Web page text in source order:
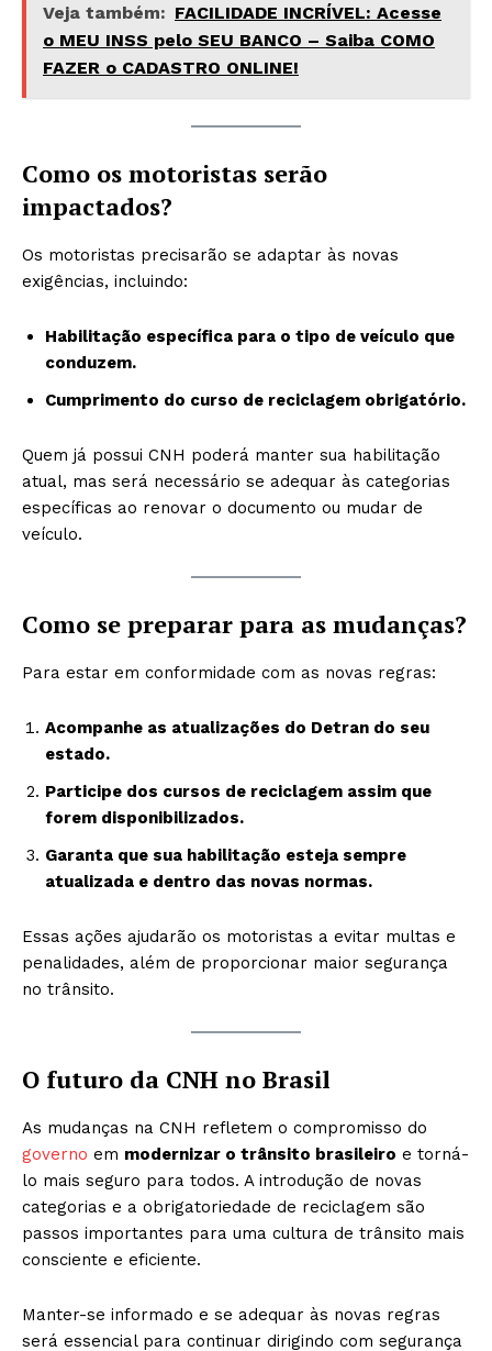
Veja também: FACILIDADE INCRÍVEL: Acesse
o MEU INSS pelo SEU BANCO – Saiba COMO
FAZER o CADASTRO ONLINE!
Como os motoristas serão
impactados?
Os motoristas precisarão se adaptar às novas
exigências, incluindo:
Habilitação específica para o tipo de veículo que
conduzem.
Cumprimento do curso de reciclagem obrigatório.
Quem já possui CNH poderá manter sua habilitação
atual, mas será necessário se adequar às categorias
específicas ao renovar o documento ou mudar de
veículo.
Como se preparar para as mudanças?
Para estar em conformidade com as novas regras:
Acompanhe as atualizações do Detran do seu
estado.
Participe dos cursos de reciclagem assim que
forem disponibilizados.
Garanta que sua habilitação esteja sempre
atualizada e dentro das novas normas.
Essas ações ajudarão os motoristas a evitar multas e
penalidades, além de proporcionar maior segurança
no trânsito.
O futuro da CNH no Brasil
As mudanças na CNH refletem o compromisso do
governo em modernizar o trânsito brasileiro e torná-
lo mais seguro para todos. A introdução de novas
categorias e a obrigatoriedade de reciclagem são
passos importantes para uma cultura de trânsito mais
consciente e eficiente.
Manter-se informado e se adequar às novas regras
será essencial para continuar dirigindo com segurança